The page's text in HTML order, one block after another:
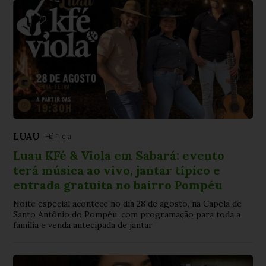
LUAU Há 1 dia
Luau KFé & Viola em Sabará: evento
terá música ao vivo, jantar típico e
entrada gratuita no bairro Pompéu
Noite especial acontece no dia 28 de agosto, na Capela de
Santo Antônio do Pompéu, com programação para toda a
família e venda antecipada de jantar